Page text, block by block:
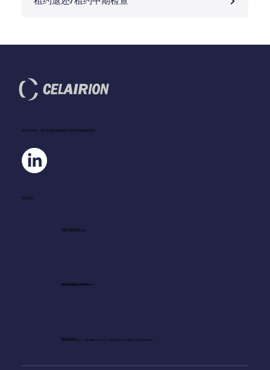
联系我们
给我们打电话
+43 2162 20810
给我们发送电子邮件
service@celairion.aero
我们的总部
Eco-Plus-Park, 1. Strasse, Nr. 5 A-2460 Bruck an der Leitha Austria
在 Celairion，我们的使命是重新定义航空持续适航标准。